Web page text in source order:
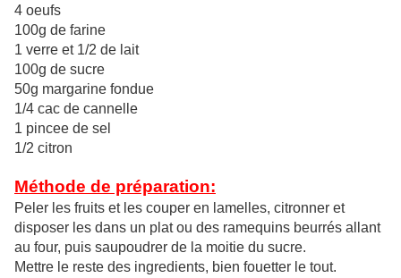
4 oeufs
100g de farine
1 verre et 1/2 de lait
100g de sucre
50g margarine fondue
1/4 cac de cannelle
1 pincee de sel
1/2 citron
Méthode de préparation:
Peler les fruits et les couper en lamelles, citronner et
disposer les dans un plat ou des ramequins beurrés allant
au four, puis saupoudrer de la moitie du sucre.
Mettre le reste des ingredients, bien fouetter le tout.